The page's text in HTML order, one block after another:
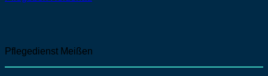
Pflegedienst Meißen